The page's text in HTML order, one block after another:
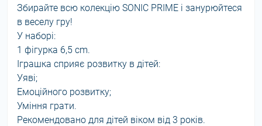
Збирайте всю колекцію SONIC PRIME і занурюйтеся
в веселу гру!
У наборі:
1 фігурка 6,5 cm.
Іграшка сприяє розвитку в дітей:
Уяві;
Емоційного розвитку;
Уміння грати.
Рекомендовано для дітей віком від 3 років.